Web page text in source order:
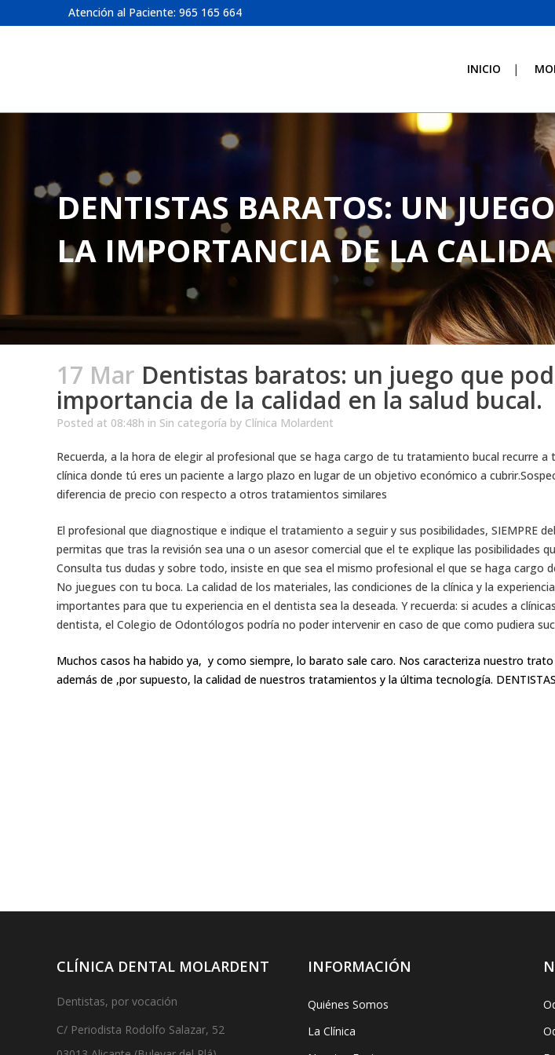
Atención al Paciente: 965 165 664
INICIO
DENTISTAS BARATOS: UN
LA IMPORTANCIA DE LA
17 Mar Dentistas baratos: un juego que
importancia de la calidad en la salud bucal.
Posted at 08:48h in Sin categoría by Clínica Molardent
Recuerda, a la hora de elegir al profesional que se haga cargo de tu tratamiento bucal recurre
clínica donde tú eres un paciente a largo plazo en lugar de un objetivo económico a
diferencia de precio con respecto a otros tratamientos similares
El profesional que diagnostique e indique el tratamiento a seguir y sus posibilidades, SIEMPRE
permitas que tras la revisión sea una o un asesor comercial que el te explique las posibilidades
Consulta tus dudas y sobre todo, insiste en que sea el mismo profesional el que se haga cargo
No juegues con tu boca. La calidad de los materiales, las condiciones de la clínica y la
importantes para que tu experiencia en el dentista sea la deseada. Y recuerda: si acudes a
dentista, el Colegio de Odontólogos podría no poder intervenir en caso de que como pudiera
Muchos casos ha habido ya, y como siempre, lo barato sale caro. Nos caracteriza nuestro
además de ,por supuesto, la calidad de nuestros tratamientos y la última tecnología. DENTISTAS
CLÍNICA DENTAL MOLARDENT
Dentistas, por vocación
C/ Periodista Rodolfo Salazar, 52
INFORMACIÓN
Quiénes Somos
La Clínica